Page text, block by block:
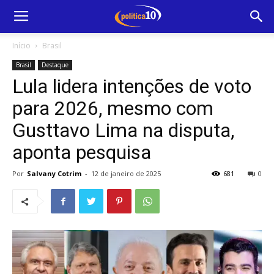
Início Brasil
Brasil Destaque
Lula lidera intenções de voto
para 2026, mesmo com
Gusttavo Lima na disputa,
aponta pesquisa
Por Salvany Cotrim - 12 de janeiro de 2025 0
681